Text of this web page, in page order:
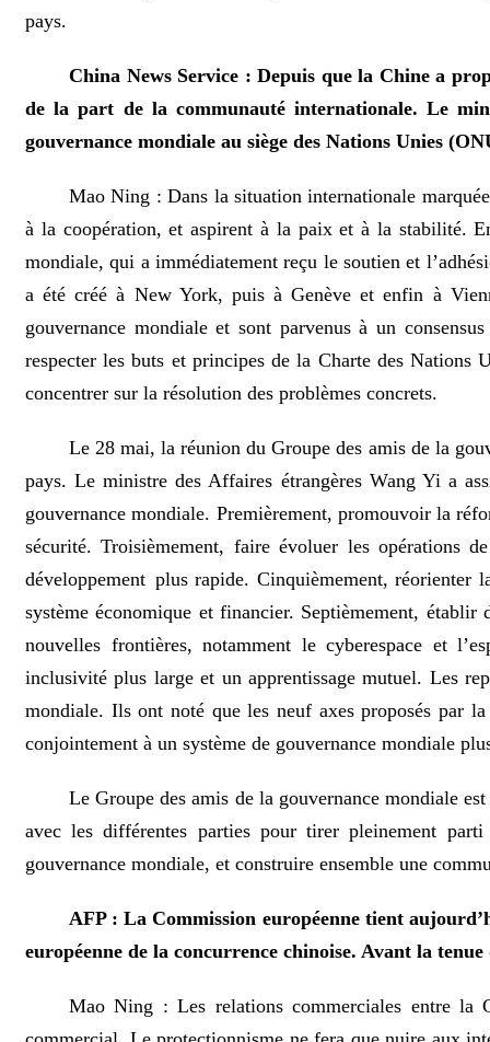
pays.
China News Service : Depuis que la Chine a
de la part de la communauté internationale. Le
gouvernance mondiale au siège des Nations Unies
Mao Ning : Dans la situation internationale
à la coopération, et aspirent à la paix et à la stabilité.
mondiale, qui a immédiatement reçu le soutien et
a été créé à New York, puis à Genève et enfin à
gouvernance mondiale et sont parvenus à un
respecter les buts et principes de la Charte des
concentrer sur la résolution des problèmes concrets.
Le 28 mai, la réunion du Groupe des amis de la
pays. Le ministre des Affaires étrangères Wang Yi a
gouvernance mondiale. Premièrement, promouvoir la
sécurité. Troisièmement, faire évoluer les opérations
développement plus rapide. Cinquièmement, réorienter
système économique et financier. Septièmement,
nouvelles frontières, notamment le cyberespace et
inclusivité plus large et un apprentissage mutuel. Les
mondiale. Ils ont noté que les neuf axes proposés par
conjointement à un système de gouvernance mondiale
Le Groupe des amis de la gouvernance mondiale
avec les différentes parties pour tirer pleinement
gouvernance mondiale, et construire ensemble une
AFP : La Commission européenne tient
européenne de la concurrence chinoise. Avant la
Mao Ning : Les relations commerciales entre la